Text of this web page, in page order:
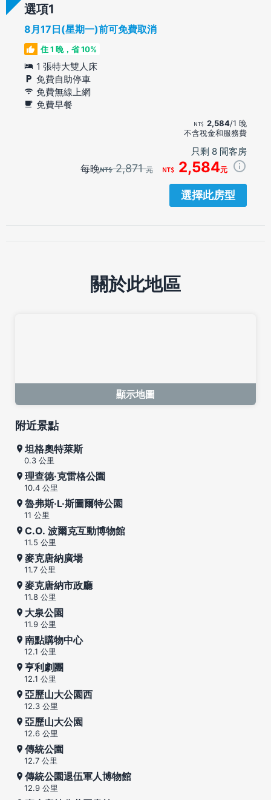
選項
8月17日(星期一)前可免費取消
住 1 晚，省 10%
1 張特大雙人床
免費自助停車
免費無線上網
免費早餐
2,584/1 晚
不含稅金和服務費
只剩 8 間客房
每晚 2,871元 2,584元
選擇此房型
關於此地區
顯示地圖
附近景點
坦格奧特萊斯
0.3 公里
理查德·克雷格公園
10.4 公里
魯弗斯·L·斯圖爾特公園
11 公里
C.O. 波爾克互動博物館
11.5 公里
麥克唐納廣場
11.7 公里
麥克唐納市政廳
11.8 公里
大泉公園
11.9 公里
南點購物中心
12.1 公里
亨利劇團
12.1 公里
亞歷山大公園西
12.3 公里
亞歷山大公園
12.6 公里
傳統公園
12.7 公里
傳統公園退伍軍人博物館
12.9 公里